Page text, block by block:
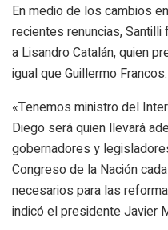
En medio de los cambios
recientes renuncias,
a Lisandro Catalán, quien
igual que Guillermo Francos.
«Tenemos ministro del
Diego será quien llevará
gobernadores y
Congreso de la Nación
necesarios para las
indicó el presidente Javier